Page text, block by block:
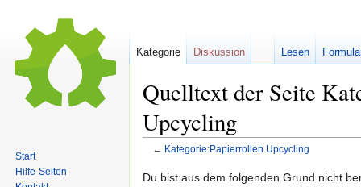
Quelltext der Seite
Upcycling
← Kategorie:Papierrollen Upcycling
Zur
Zur
Du bist aus dem folgenden Grund nicht
Kategorie Diskussion Lesen
Start
Hilfe-Seiten